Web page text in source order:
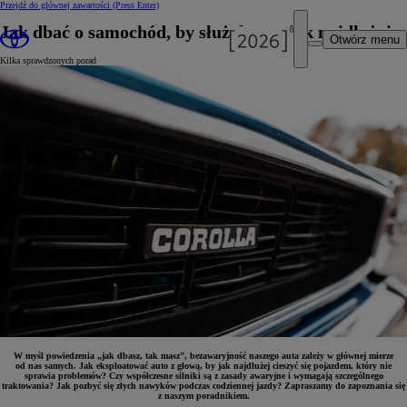
Przejdź do głównej zawartości (Press Enter)
Otwórz menu
Jak dbać o samochód, by służył nam jak najdłużej
Kilka sprawdzonych porad
W myśl powiedzenia „jak dbasz, tak masz”, bezawaryjność naszego auta zależy w głównej mierze
od nas samych. Jak eksploatować auto z głową, by jak najdłużej cieszyć się pojazdem, który nie
sprawia problemów? Czy współczesne silniki są z zasady awaryjne i wymagają szczególnego
traktowania? Jak pozbyć się złych nawyków podczas codziennej jazdy? Zapraszamy do zapoznania się
z naszym poradnikiem.